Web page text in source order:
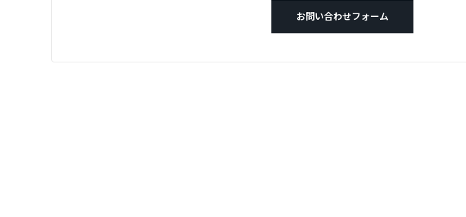
お問い合わせフォーム